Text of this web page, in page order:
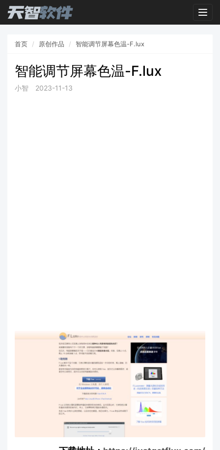
首页 原创作品 智能调节屏幕色温-F.lux
智能调节屏幕色温-F.lux
小智 2023-11-13